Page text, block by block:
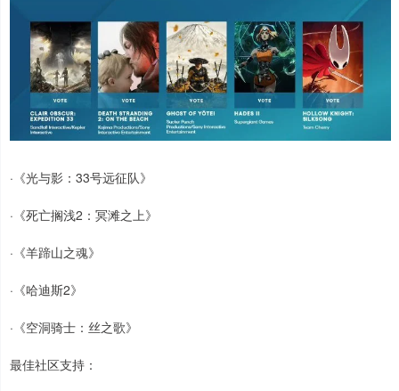
·《光与影：33号远征队》
·《死亡搁浅2：冥滩之上》
·《羊蹄山之魂》
·《哈迪斯2》
·《空洞骑士：丝之歌》
最佳社区支持：